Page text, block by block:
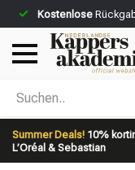
Kostenlose
Summer Deals! 10%
L’Oréal & Sebastian
Nach welcher